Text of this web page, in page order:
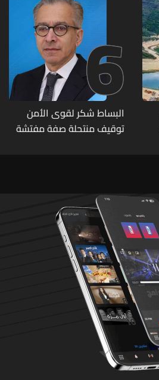
6
البساط شكر لقوى الأمن
توقيف منتحلة صفة مفتشة